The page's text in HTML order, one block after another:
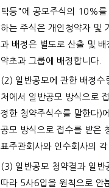
탁등"에 공모주식의 10%
하는 주식은 개인청약자 및
과 배정은 별도로 산출 및
약초과 그룹에 배정합니다.
(2) 일반공모에 관한 배정
처에서 일반공모 방식으로
정한 청약주식수를 말한다)
공모 방식으로 접수를 받은
표주관회사와 인수회사의
(3) 일반공모 청약결과 일반
따라 5사6입을 원칙으로 안